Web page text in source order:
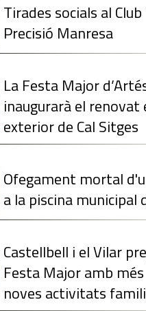
Tirades socials al
Precisió Manresa
La Festa Major
inaugurarà el renovat
exterior de Cal Sitges
Ofegament mortal
a la piscina municipal
Castellbell i el Vilar
Festa Major amb
noves activitats